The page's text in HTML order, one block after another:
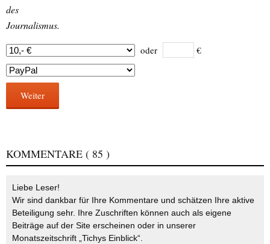
des
Journalismus.
oder €
Weiter
KOMMENTARE ( 85 )
Liebe Leser!
Wir sind dankbar für Ihre Kommentare und schätzen Ihre aktive
Beteiligung sehr. Ihre Zuschriften können auch als eigene
Beiträge auf der Site erscheinen oder in unserer
Monatszeitschrift „Tichys Einblick“.